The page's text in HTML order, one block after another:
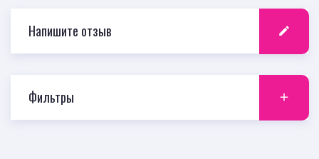
Напишите отзыв
Фильтры